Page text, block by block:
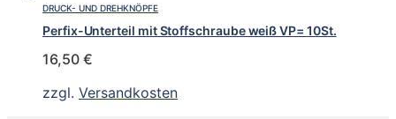
DRUCK- UND DREHKNÖPFE
Perfix-Unterteil mit Stoffschraube weiß VP= 10St.
16,50 €
zzgl. Versandkosten